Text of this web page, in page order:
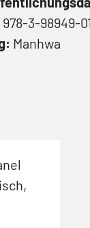
978-3-98949-
Manhwa